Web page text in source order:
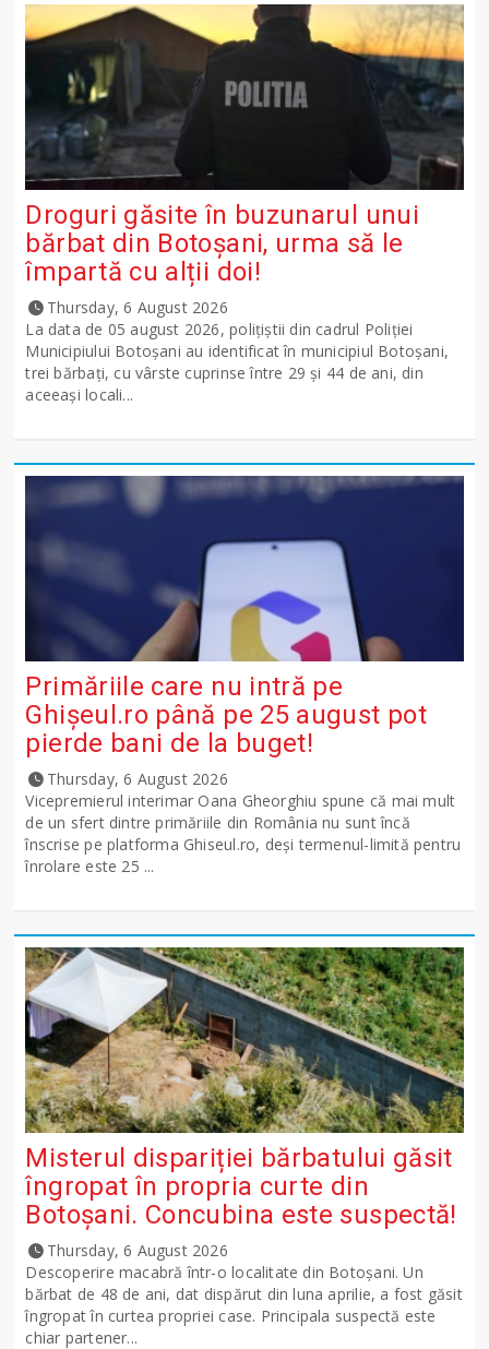
Droguri găsite în buzunarul unui
bărbat din Botoșani, urma să le
împartă cu alții doi!
Thursday, 6 August 2026
La data de 05 august 2026, polițiștii din cadrul Poliției
Municipiului Botoșani au identificat în municipiul Botoșani,
trei bărbați, cu vârste cuprinse între 29 și 44 de ani, din
aceeași locali...
Primăriile care nu intră pe
Ghişeul.ro până pe 25 august pot
pierde bani de la buget!
Thursday, 6 August 2026
Vicepremierul interimar Oana Gheorghiu spune că mai mult
de un sfert dintre primăriile din România nu sunt încă
înscrise pe platforma Ghiseul.ro, deși termenul-limită pentru
înrolare este 25 ...
Misterul dispariției bărbatului găsit
îngropat în propria curte din
Botoșani. Concubina este suspectă!
Thursday, 6 August 2026
Descoperire macabră într-o localitate din Botoșani. Un
bărbat de 48 de ani, dat dispărut din luna aprilie, a fost găsit
îngropat în curtea propriei case. Principala suspectă este
chiar partener...